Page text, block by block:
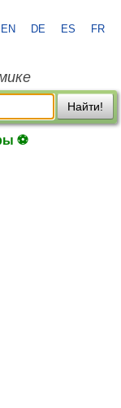
EN DE ES FR
Найти!
⚽